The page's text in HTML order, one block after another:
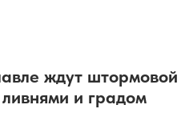
ждут штормовой
и градом